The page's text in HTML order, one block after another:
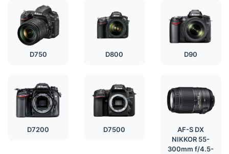
D750 D800 D90
D7200 D7500
AF-S DX
NIKKOR 55-
300mm f/4.5-